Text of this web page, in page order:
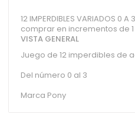
12 IMPERDIBLES VARIADOS
comprar en incrementos de 1
VISTA GENERAL
Juego de 12 imperdibles de
Del número 0 al 3
Marca Pony